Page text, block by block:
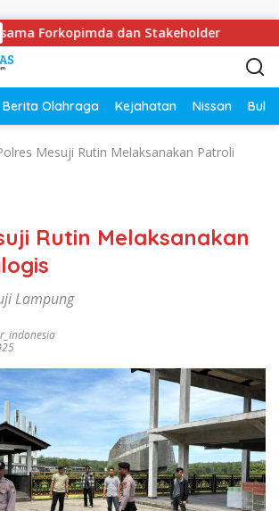
dan Stakeholder
Berita Olahraga Kejahatan Nissan
Mesuji Rutin Melaksanakan Patroli
Rutin Melaksanakan
Lampung